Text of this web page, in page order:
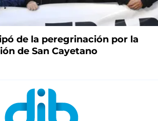
de la peregrinación por la
de San Cayetano